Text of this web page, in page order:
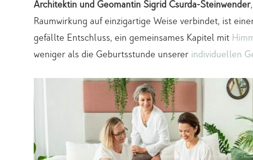
Architektin und Geomantin Sigrid Csurda-Steinwender
Raumwirkung auf einzigartige Weise verbindet, ist
gefällte Entschluss, ein gemeinsames Kapitel mit
weniger als die Geburtsstunde unserer individuellen